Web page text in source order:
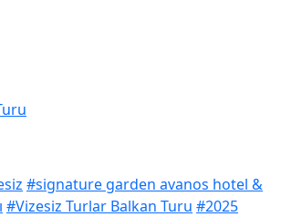
#signature garden avanos hotel &
#Vizesiz Turlar Balkan Turu #2025